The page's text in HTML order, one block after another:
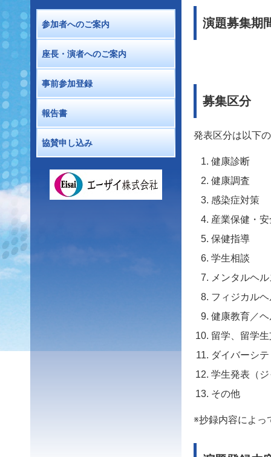
演題募集期
募集区分
発表区分は以下
健康診断
健康調査
感染症対策
産業保健・
保健指導
学生相談
メンタルヘ
フィジカル
健康教育／
留学、留学
ダイバーシテ
学生発表（
その他
※抄録内容によっ
参加者へのご案内
座長・演者へのご案内
事前参加登録
報告書
協賛申し込み